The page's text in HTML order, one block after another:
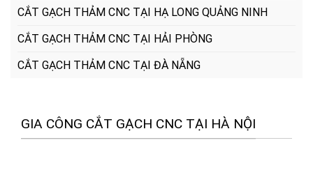
CẮT GẠCH THẢM CNC TẠI HẠ LONG QUẢNG NINH
CẮT GẠCH THẢM CNC TẠI HẢI PHÒNG
CẮT GẠCH THẢM CNC TẠI ĐÀ NẴNG
GIA CÔNG CẮT GẠCH CNC TẠI HÀ NỘI